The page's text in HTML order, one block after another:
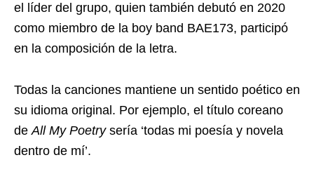
el líder del grupo, quien también debutó en 2020
como miembro de la boy band BAE173, participó
en la composición de la letra.
Todas la canciones mantiene un sentido poético en
su idioma original. Por ejemplo, el título coreano
deAll My Poetrysería ‘todas mi poesía y novela
dentro de mí’.